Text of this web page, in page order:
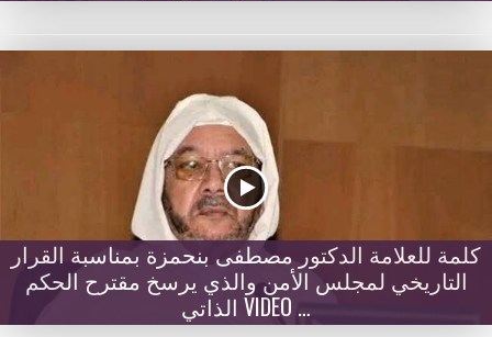
كلمة للعلامة الدكتور مصطفى بنحمزة بمناسبة القرار
التاريخي لمجلس الأمن والذي يرسخ مقترح الحكم
الذاتي VIDEO …